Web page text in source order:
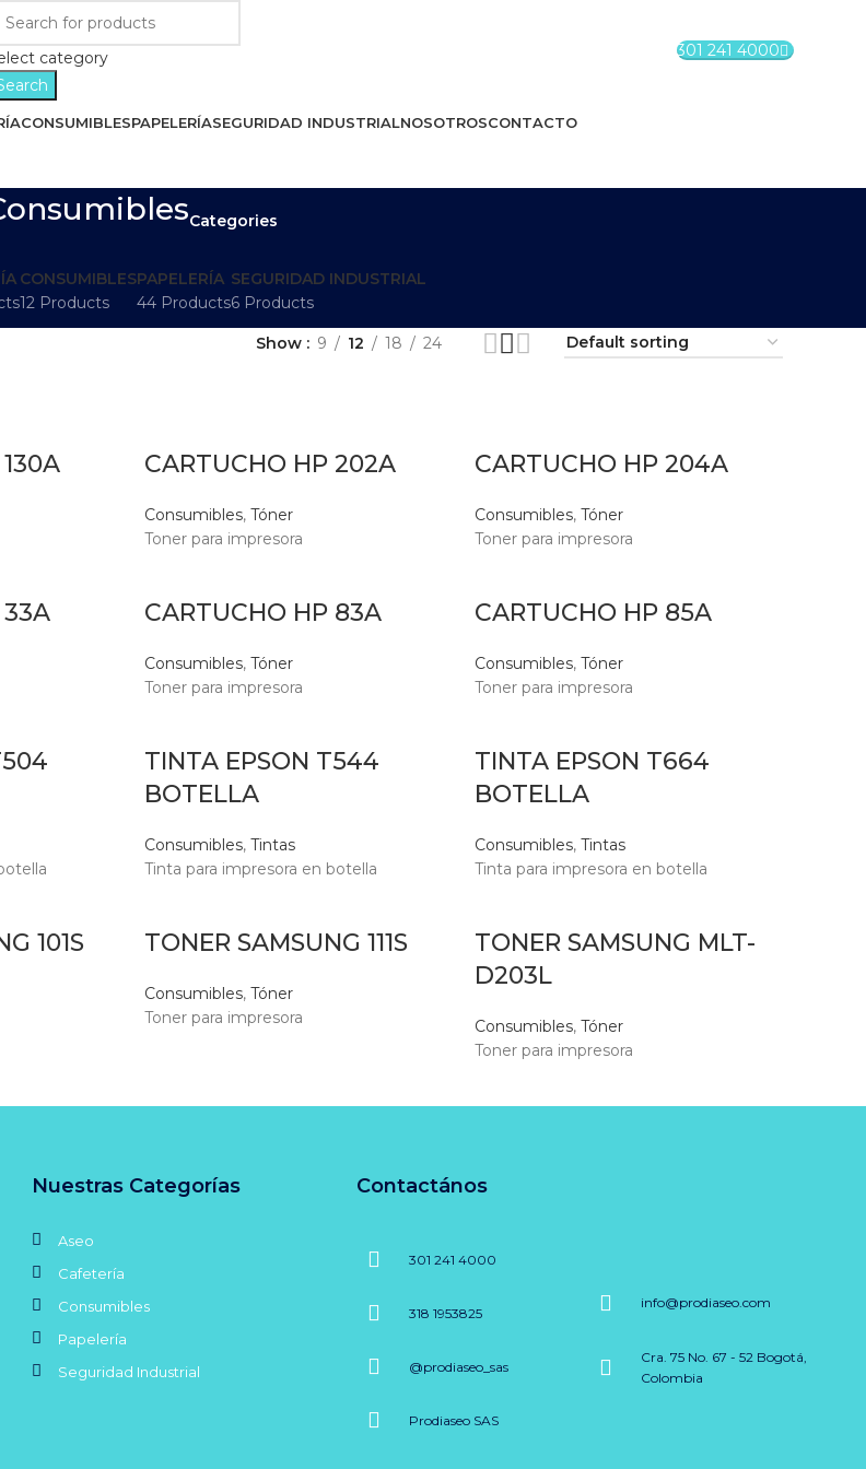
category
301 241 4000
CONSUMIBLESPAPELERÍASEGURIDAD INDUSTRIALNOSOTROSCONTACTO
Categories
CONSUMIBLES
12 Products
PAPELERÍA
44 Products
SEGURIDAD INDUSTRIAL
6 Products
Show 9 12 18 24
CARTUCHO HP 202A
Consumibles, Tóner
Toner para impresora
CARTUCHO HP 204A
Consumibles, Tóner
Toner para impresora
CARTUCHO HP 83A
Consumibles, Tóner
Toner para impresora
CARTUCHO HP 85A
Consumibles, Tóner
Toner para impresora
TINTA EPSON T544
BOTELLA
Consumibles, Tintas
Tinta para impresora en botella
TINTA EPSON T664
BOTELLA
Consumibles, Tintas
Tinta para impresora en botella
101S TONER SAMSUNG 111S
Consumibles, Tóner
Toner para impresora
TONER SAMSUNG MLT-
D203L
Consumibles, Tóner
Toner para impresora
Nuestras Categorías
Aseo
Cafetería
Consumibles
Papelería
Seguridad Industrial
Contactános
301 241 4000
318 1953825
@prodiaseo_sas
Prodiaseo SAS
info@prodiaseo.com
Cra. 75 No. 67 - 52 Bogotá,
Colombia